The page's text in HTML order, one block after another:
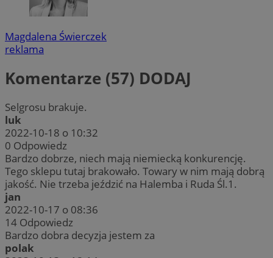
Magdalena Świerczek
reklama
Komentarze (57) DODAJ
Selgrosu brakuje.
luk
2022-10-18 o 10:32
0 Odpowiedz
Bardzo dobrze, niech mają niemiecką konkurencję.
Tego sklepu tutaj brakowało. Towary w nim mają dobrą
jakość. Nie trzeba jeździć na Halemba i Ruda Śl.1.
jan
2022-10-17 o 08:36
14 Odpowiedz
Bardzo dobra decyzja jestem za
polak